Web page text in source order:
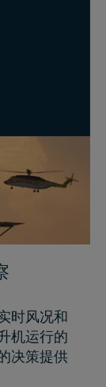
时风况和
机运行的
决策提供